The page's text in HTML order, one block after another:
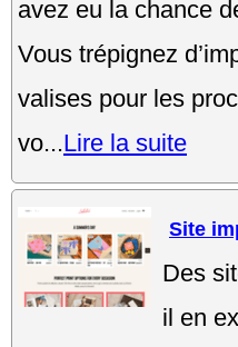
avez eu la chance
Vous trépignez
valises pour les
vo...Lire la suite
Site
Des
il en